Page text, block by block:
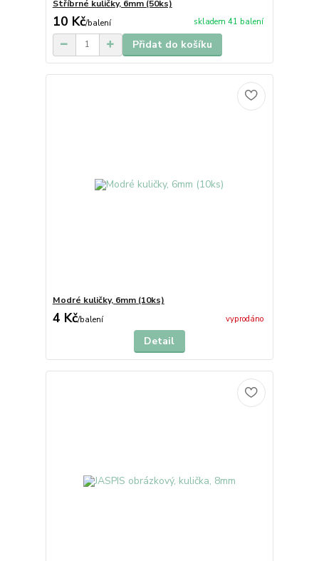
Stříbrné kuličky, 6mm (50ks)
10 Kč/balení skladem 41 balení
Přidat do košíku
Modré kuličky, 6mm (10ks)
4 Kč/balení vyprodáno
Detail